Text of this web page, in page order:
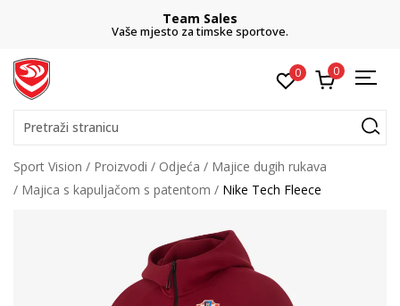
Team Sales
Vaše mjesto za timske sportove.
0 0
Pretraži stranicu
Sport Vision Proizvodi Odjeća
Majice dugih rukava
Majica s kapuljačom s patentom
Nike Tech Fleece